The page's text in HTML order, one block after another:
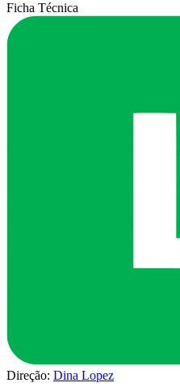
Ficha Técnica
Direção: Dina Lopez